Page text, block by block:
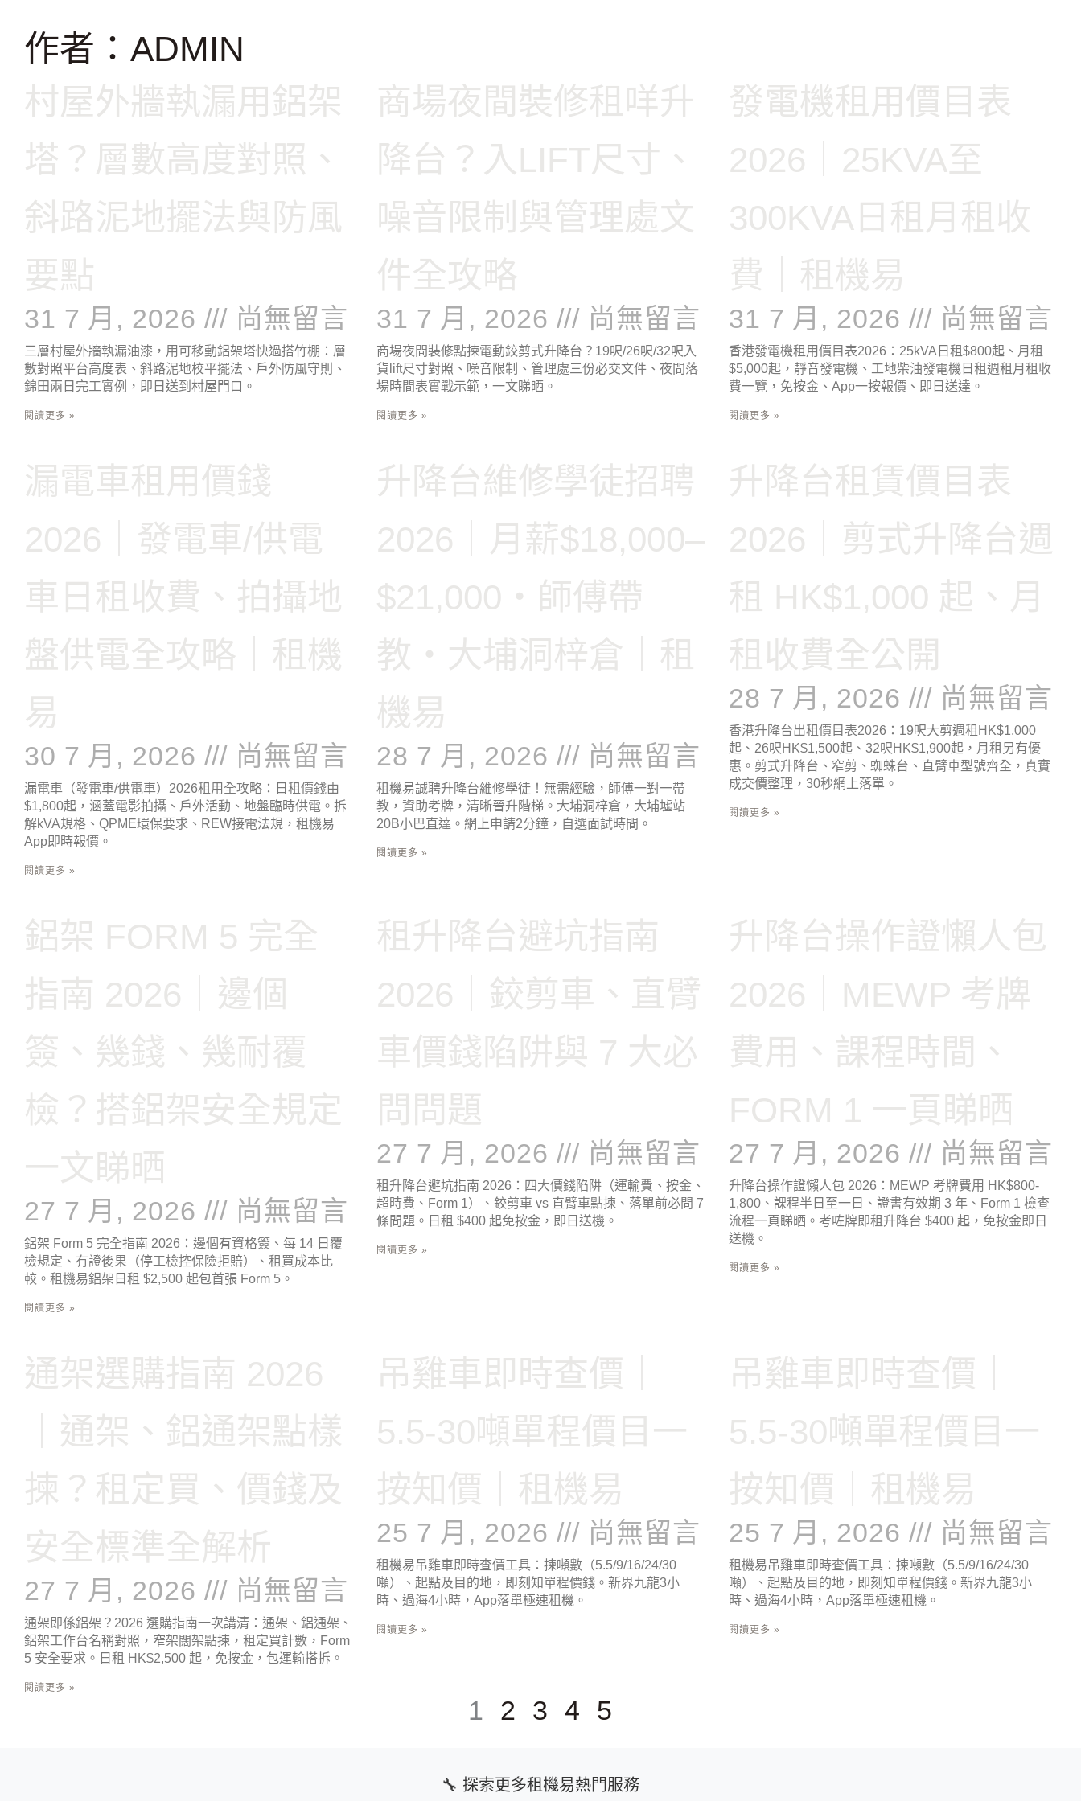
作者： ADMIN
村屋外牆執漏用鋁架
塔？層數高度對照、
斜路泥地擺法與防風
要點
31 7 月, 2026 尚無留言
三層村屋外牆執漏油漆，用可移動鋁架塔快過搭竹棚：層
數對照平台高度表、斜路泥地校平擺法、戶外防風守則、
錦田兩日完工實例，即日送到村屋門口。
閱讀更多 »
商場夜間裝修租咩升
降台？入LIFT尺寸、
噪音限制與管理處文
件全攻略
31 7 月, 2026 尚無留言
商場夜間裝修點揀電動鉸剪式升降台？19呎/26呎/32呎入
貨lift尺寸對照、噪音限制、管理處三份必交文件、夜間落
場時間表實戰示範，一文睇晒。
閱讀更多 »
發電機租用價目表
2026｜25KVA至
300KVA日租月租收
費｜租機易
31 7 月, 2026 尚無留言
香港發電機租用價目表2026：25kVA日租$800起、月租
$5,000起，靜音發電機、工地柴油發電機日租週租月租收
費一覽，免按金、App一按報價、即日送達。
閱讀更多 »
漏電車租用價錢
2026｜發電車/供電
車日租收費、拍攝地
盤供電全攻略｜租機
易
30 7 月, 2026 尚無留言
漏電車（發電車/供電車）2026租用全攻略：日租價錢由
$1,800起，涵蓋電影拍攝、戶外活動、地盤臨時供電。拆
解kVA規格、QPME環保要求、REW接電法規，租機易
App即時報價。
閱讀更多 »
升降台維修學徒招聘
2026｜月薪$18,000–
$21,000・師傅帶
教・大埔洞梓倉｜租
機易
28 7 月, 2026 尚無留言
租機易誠聘升降台維修學徒！無需經驗，師傅一對一帶
教，資助考牌，清晰晉升階梯。大埔洞梓倉，大埔墟站
20B小巴直達。網上申請2分鐘，自選面試時間。
閱讀更多 »
升降台租賃價目表
2026｜剪式升降台週
租 HK$1,000 起、月
租收費全公開
28 7 月, 2026 尚無留言
香港升降台出租價目表2026：19呎大剪週租HK$1,000
起、26呎HK$1,500起、32呎HK$1,900起，月租另有優
惠。剪式升降台、窄剪、蜘蛛台、直臂車型號齊全，真實
成交價整理，30秒網上落單。
閱讀更多 »
鋁架 FORM 5 完全
指南 2026｜邊個
簽、幾錢、幾耐覆
檢？搭鋁架安全規定
一文睇晒
27 7 月, 2026 尚無留言
鋁架 Form 5 完全指南 2026：邊個有資格簽、每 14 日覆
檢規定、冇證後果（停工檢控保險拒賠）、租買成本比
較。租機易鋁架日租 $2,500 起包首張 Form 5。
閱讀更多 »
租升降台避坑指南
2026｜鉸剪車、直臂
車價錢陷阱與 7 大必
問問題
27 7 月, 2026 尚無留言
租升降台避坑指南 2026：四大價錢陷阱（運輸費、按金、
超時費、Form 1）、鉸剪車 vs 直臂車點揀、落單前必問 7
條問題。日租 $400 起免按金，即日送機。
閱讀更多 »
升降台操作證懶人包
2026｜MEWP 考牌
費用、課程時間、
FORM 1 一頁睇晒
27 7 月, 2026 尚無留言
升降台操作證懶人包 2026：MEWP 考牌費用 HK$800-
1,800、課程半日至一日、證書有效期 3 年、Form 1 檢查
流程一頁睇晒。考咗牌即租升降台 $400 起，免按金即日
送機。
閱讀更多 »
通架選購指南 2026
｜通架、鋁通架點樣
揀？租定買、價錢及
安全標準全解析
27 7 月, 2026 尚無留言
通架即係鋁架？2026 選購指南一次講清：通架、鋁通架、
鋁架工作台名稱對照，窄架闊架點揀，租定買計數，Form
5 安全要求。日租 HK$2,500 起，免按金，包運輸搭拆。
閱讀更多 »
吊雞車即時查價｜
5.5-30噸單程價目一
按知價｜租機易
25 7 月, 2026 尚無留言
租機易吊雞車即時查價工具：揀噸數（5.5/9/16/24/30
噸）、起點及目的地，即刻知單程價錢。新界九龍3小
時、過海4小時，App落單極速租機。
閱讀更多 »
吊雞車即時查價｜
5.5-30噸單程價目一
按知價｜租機易
25 7 月, 2026 尚無留言
租機易吊雞車即時查價工具：揀噸數（5.5/9/16/24/30
噸）、起點及目的地，即刻知單程價錢。新界九龍3小
時、過海4小時，App落單極速租機。
閱讀更多 »
頁
面
1
頁
面
2
頁
面
3
頁
面
4
頁
面
5
🔧 探索更多租機易熱門服務